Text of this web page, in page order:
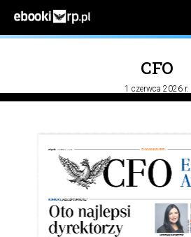
CFO
1 czerwca 2026 r.